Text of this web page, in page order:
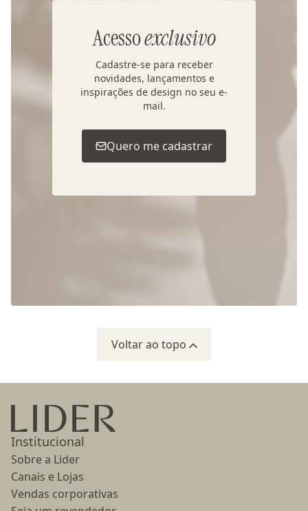
Acessoexclusivo
Cadastre-se para receber
novidades, lançamentos e
inspirações de design no seu e-
mail.
Quero me cadastrar
Voltar ao topo
Ir para a página inicial
Institucional
Sobre a Lider
Canais e Lojas
Vendas corporativas